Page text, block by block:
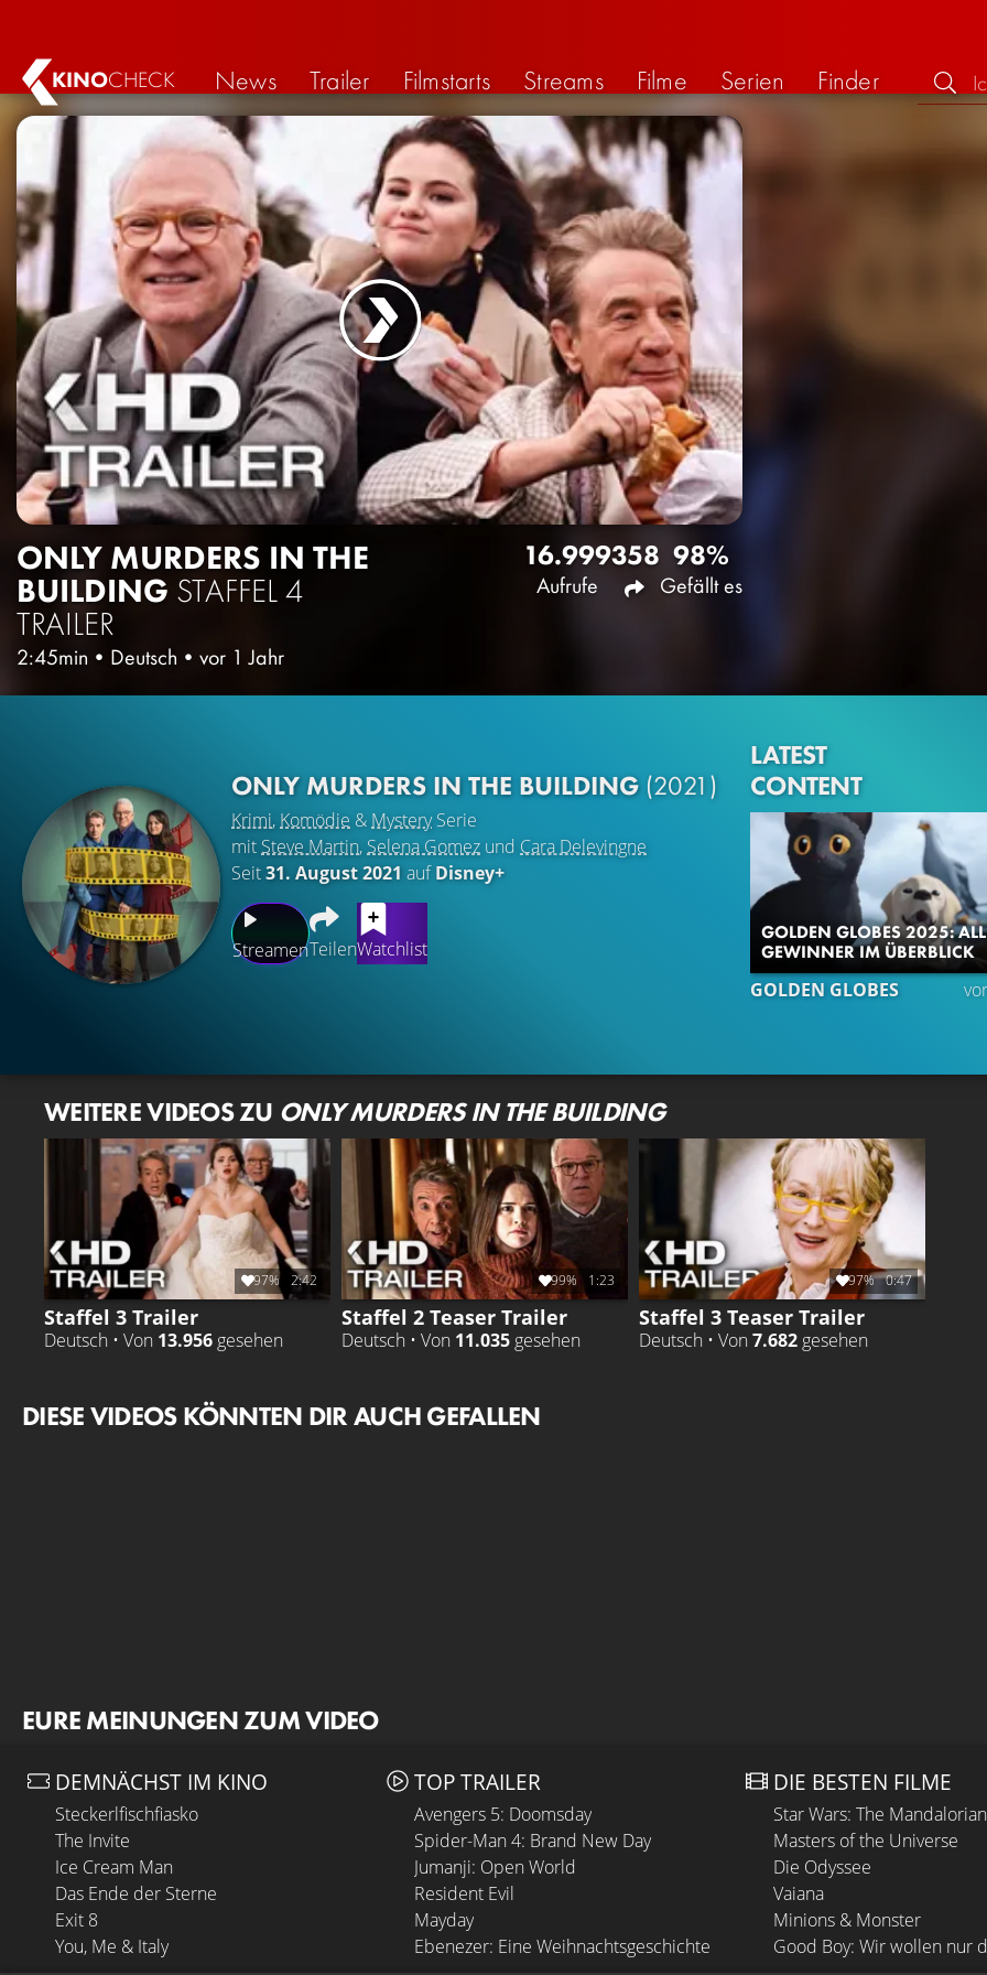
KINOCHECK News Trailer Filmstarts Streams Filme Serien Finder
ONLY MURDERS IN THE
BUILDING STAFFEL 4
TRAILER
2:45min • Deutsch • vor 1 Jahr
16.999
Aufrufe
358 98%
Gefällt es
ONLY MURDERS IN THE BUILDING (2021)
Krimi, Komödie & MysterySerie
mit Steve Martin, Selena Gomez und Cara Delevingne
Seit31. August 2021 aufDisney+
StreamenTeilenWatchlist
LATEST
CONTENT
GOLDEN GLOBES 2025:
GEWINNER IM ÜBERBLICK
GOLDEN GLOBES
WEITERE VIDEOS ZU ONLY MURDERS IN THE BUILDING
97% 2:42
Staffel 3 Trailer
Deutsch • Von 13.956 gesehen
99% 1:23
Staffel 2 Teaser Trailer
Deutsch • Von 11.035 gesehen
97% 0:47
Staffel 3 Teaser Trailer
Deutsch • Von 7.682 gesehen
DIESE VIDEOS KÖNNTEN DIR AUCH GEFALLEN
EURE MEINUNGEN ZUM VIDEO
DEMNÄCHST IM KINO
Steckerlfischfiasko
The Invite
Ice Cream Man
Das Ende der Sterne
Exit 8
You, Me & Italy
TOP TRAILER
Avengers 5: Doomsday
Spider-Man 4: Brand New Day
Jumanji: Open World
Resident Evil
Mayday
Ebenezer: Eine Weihnachtsgeschichte
DIE BESTEN FILME
Star Wars: The
Masters of the Universe
Die Odyssee
Vaiana
Minions & Monster
Good Boy: Wir wollen nur